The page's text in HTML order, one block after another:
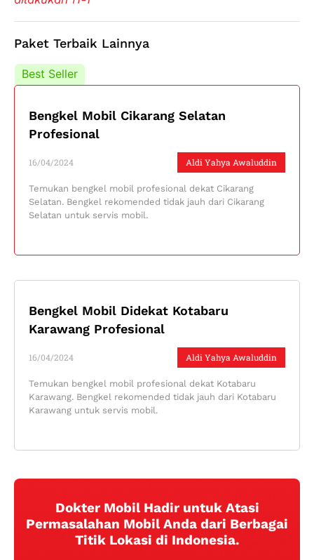
Paket Terbaik Lainnya
Best Seller
Bengkel Mobil Cikarang Selatan
Profesional
Aldi Yahya Awaluddin
16/04/2024
Temukan bengkel mobil profesional dekat Cikarang
Selatan. Bengkel rekomended tidak jauh dari Cikarang
Selatan untuk servis mobil.
Best Seller
Bengkel Mobil Didekat Kotabaru
Karawang Profesional
Aldi Yahya Awaluddin
16/04/2024
Temukan bengkel mobil profesional dekat Kotabaru
Karawang. Bengkel rekomended tidak jauh dari Kotabaru
Karawang untuk servis mobil.
Dokter Mobil Hadir untuk Atasi
Permasalahan Mobil Anda dari Berbagai
Titik Lokasi di Indonesia.